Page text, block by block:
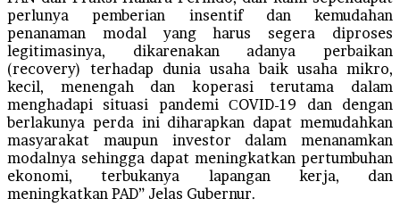
perlunya pemberian insentif dan kemudahan
penanaman modal yang harus segera diproses
legitimasinya, dikarenakan adanya perbaikan
(recovery) terhadap dunia usaha baik usaha mikro,
kecil, menengah dan koperasi terutama dalam
menghadapi situasi pandemi СOVID-19 dan dengan
berlakunya perda ini diharapkan dapat memudahkan
masyarakat maupun investor dalam menanamkan
modalnya sehingga dapat meningkatkan pertumbuhan
ekonomi, terbukanya lapangan kerja, dan
meningkatkan PAD” Jelas Gubernur.